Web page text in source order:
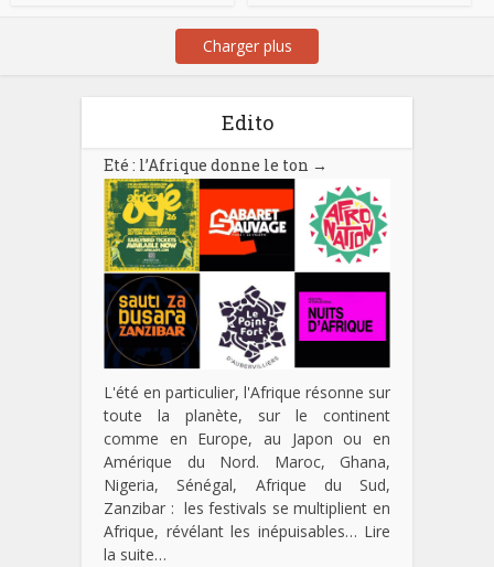
Charger plus
Edito
Eté : l’Afrique donne le ton →
L'été en particulier, l'Afrique résonne sur
toute la planète, sur le continent
comme en Europe, au Japon ou en
Amérique du Nord. Maroc, Ghana,
Nigeria, Sénégal, Afrique du Sud,
Zanzibar : les festivals se multiplient en
Afrique, révélant les inépuisables… Lire
la suite…